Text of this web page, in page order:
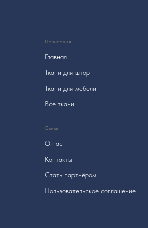
Навигация
Главная
Ткани для штор
Ткани для мебели
Все ткани
Связь
О нас
Контакты
Стать партнёром
Пользовательское соглашение